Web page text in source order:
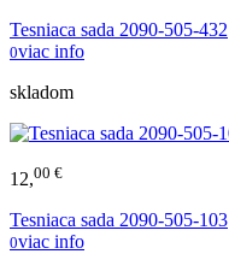
Tesniaca sada 2090-505-432
0viac info
skladom
12,00 €
Tesniaca sada 2090-505-103
0viac info